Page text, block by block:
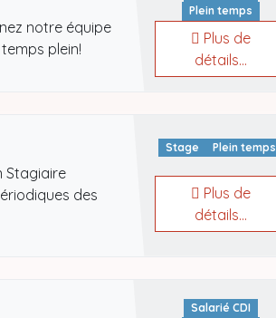
notre équipe
plein!
Plein temps
Plus de
détails...
Stagiaire
des
Stage Plein temps
Plus de
détails...
Salarié CDI